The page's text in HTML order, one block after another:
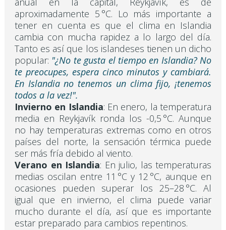
aproximadamente 5 °C. Lo más importante a
tener en cuenta es que el clima en Islandia
cambia con mucha rapidez a lo largo del día.
Tanto es así que los islandeses tienen un dicho
popular: "¿No te gusta el tiempo en Islandia? No
te preocupes, espera cinco minutos y cambiará.
En Islandia no tenemos un clima fijo, ¡tenemos
todos a la vez!".
Invierno en Islandia: En enero, la temperatura
media en Reykjavík ronda los -0,5 °C. Aunque
no hay temperaturas extremas como en otros
países del norte, la sensación térmica puede
ser más fría debido al viento.
Verano en Islandia: En julio, las temperaturas
medias oscilan entre 11 °C y 12 °C, aunque en
ocasiones pueden superar los 25–28 °C. Al
igual que en invierno, el clima puede variar
mucho durante el día, así que es importante
estar preparado para cambios repentinos.